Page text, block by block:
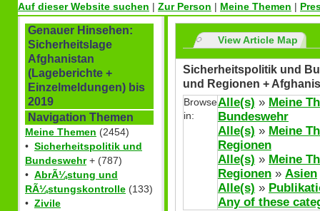
Auf dieser Website suchen | Zur Person | Meine Themen |
Genauer Hinsehen:
Sicherheitslage
Afghanistan
(Lageberichte +
Einzelmeldungen) bis
2019
Navigation Themen
Meine Themen (2454)
• Sicherheitspolitik und
Bundeswehr+ (787)
• AbrÃ¼stung und
RÃ¼stungskontrolle (133)
• Zivile
View Article Map
Sicherheitspolitik und
und Regionen +
Browse
in:
Alle(s) » Meine
Bundeswehr
Alle(s) » Meine
Regionen
Alle(s) » Meine
Regionen » Asien
Alle(s) »
Any of these